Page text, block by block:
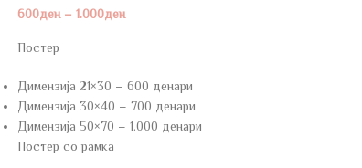
600ден– 1.000ден
Постер
Димензија 21×30 – 600 денари
Димензија 30×40 – 700 денари
Димензија 50×70 – 1.000 денари
Постер со рамка